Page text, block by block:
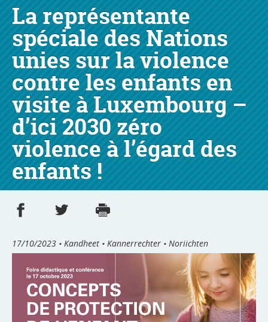
La représentante
spéciale des Nations
unies sur la violence
contre les enfants en
visite à Luxembourg –
d’ici 2030 zéro
violence à l’égard des
enfants !
Partager sur Facebook
Partager sur Twitter
17/10/2023 • Kandheet • Kannerrechter • Noriichten